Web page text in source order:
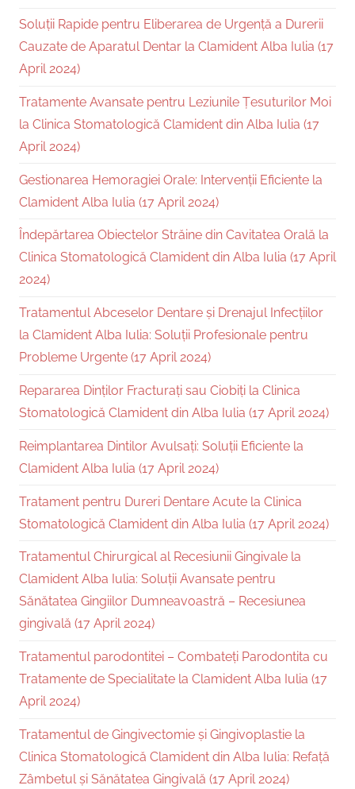
Soluții Rapide pentru Eliberarea de Urgență a Durerii
Cauzate de Aparatul Dentar la Clamident Alba Iulia (17
April 2024)
Tratamente Avansate pentru Leziunile Țesuturilor Moi
la Clinica Stomatologică Clamident din Alba Iulia (17
April 2024)
Gestionarea Hemoragiei Orale: Intervenții Eficiente la
Clamident Alba Iulia (17 April 2024)
Îndepărtarea Obiectelor Străine din Cavitatea Orală la
Clinica Stomatologică Clamident din Alba Iulia (17 April
2024)
Tratamentul Abceselor Dentare și Drenajul Infecțiilor
la Clamident Alba Iulia: Soluții Profesionale pentru
Probleme Urgente (17 April 2024)
Repararea Dinților Fracturați sau Ciobiți la Clinica
Stomatologică Clamident din Alba Iulia (17 April 2024)
Reimplantarea Dintilor Avulsați: Soluții Eficiente la
Clamident Alba Iulia (17 April 2024)
Tratament pentru Dureri Dentare Acute la Clinica
Stomatologică Clamident din Alba Iulia (17 April 2024)
Tratamentul Chirurgical al Recesiunii Gingivale la
Clamident Alba Iulia: Soluții Avansate pentru
Sănătatea Gingiilor Dumneavoastră – Recesiunea
gingivală (17 April 2024)
Tratamentul parodontitei – Combateți Parodontita cu
Tratamente de Specialitate la Clamident Alba Iulia (17
April 2024)
Tratamentul de Gingivectomie și Gingivoplastie la
Clinica Stomatologică Clamident din Alba Iulia: Refață
Zâmbetul și Sănătatea Gingivală (17 April 2024)